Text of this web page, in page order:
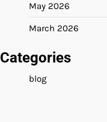
May 2026
March 2026
Categories
blog